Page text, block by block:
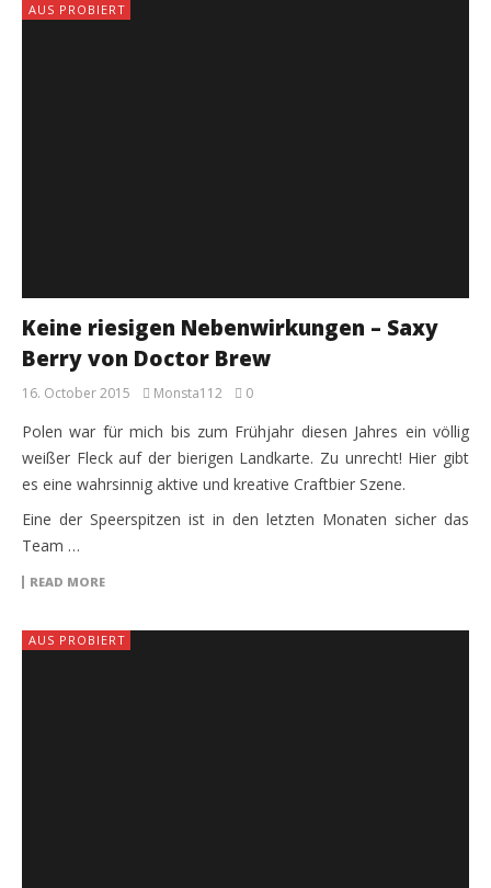
AUS PROBIERT
Keine riesigen Nebenwirkungen – Saxy
Berry von Doctor Brew
16. October 2015 Monsta112 0
Polen war für mich bis zum Frühjahr diesen Jahres ein völlig
weißer Fleck auf der bierigen Landkarte. Zu unrecht! Hier gibt
es eine wahrsinnig aktive und kreative Craftbier Szene.
Eine der Speerspitzen ist in den letzten Monaten sicher das
Team …
READ MORE
AUS PROBIERT